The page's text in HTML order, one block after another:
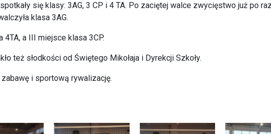
się klasy: 3AG, 3 CP i 4 TA. Po zaciętej walce zwycięstwo już po
klasa 3AG.
4TA, a III miejsce klasa 3CP.
też słodkości od Świętego Mikołaja i Dyrekcji Szkoły.
i sportową rywalizację.